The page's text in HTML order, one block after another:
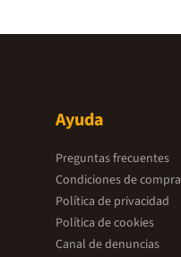
Ayuda
Preguntas frecuentes
Condiciones de compra
Política de privacidad
Política de cookies
Canal de denuncias